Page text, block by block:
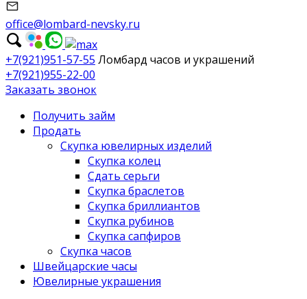
office@lombard-nevsky.ru
+7(921)951-57-55 Ломбард часов и украшений
+7(921)955-22-00
Заказать звонок
Получить займ
Продать
Скупка ювелирных изделий
Скупка колец
Сдать серьги
Скупка браслетов
Скупка бриллиантов
Скупка рубинов
Скупка сапфиров
Скупка часов
Швейцарские часы
Ювелирные украшения